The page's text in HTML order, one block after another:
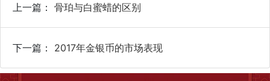
上一篇： 骨珀与白蜜蜡的区别
下一篇： 2017年金银币的市场表现